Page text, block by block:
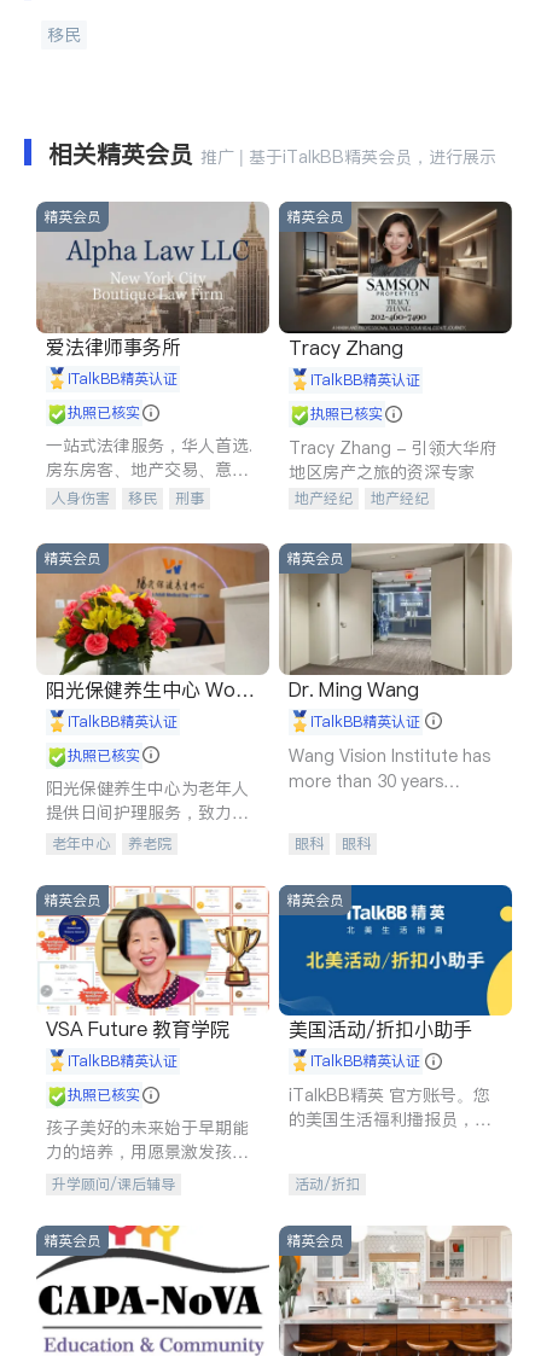
移民
相关精英会员 推广 | 基于iTalkBB精英会员，进行展示
精英会员
爱法律师事务所
iTalkBB精英认证
执照已核实
一站式法律服务，华人首选.
房东房客、地产交易、意外
伤害、车祸重伤、商业诉
建筑合同、刑事案件全包办
人身伤害 移民
刑事
信托/遗嘱
商业
商标注册
律师-其它 保释
精英会员
Tracy Zhang
iTalkBB精英认证
执照已核实
Tracy Zhang - 引领大华府
地区房产之旅的资深专家
地产经纪
地产经纪
商铺租售
开发商建商
精英会员
阳光保健养生中心 World
shine
iTalkBB精英认证
执照已核实
阳光保健养生中心为老年人
提供日间护理服务，致力于
通过持续的护理创新来有效
老年中心 养老院
精英会员
Dr. Ming Wang
iTalkBB精英认证
Wang Vision Institute has
more than 30 years
眼科 眼科
精英会员
VSA Future 教育学院
iTalkBB精英认证
执照已核实
孩子美好的未来始于早期能
力的培养，用愿景激发孩子
的学习潜力和动力。理念：
石。
升学顾问/课后辅导
精英会员
美国活动/折扣小助手
iTalkBB精英认证
iTalkBB精英 官方账号。您
的美国生活福利播报员，精
专属福利。
活动/折扣
精英会员 精英会员